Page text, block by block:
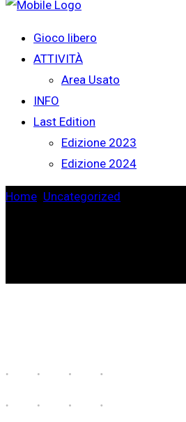
Gioco libero
ATTIVITÀ
Area Usato
INFO
Last Edition
Edizione 2023
Edizione 2024
Home Uncategorized